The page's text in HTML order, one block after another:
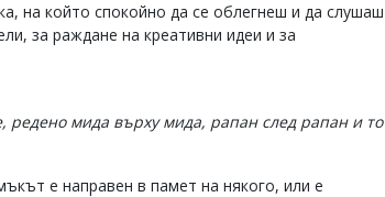
на който спокойно да се облегнеш и да слушаш
за раждане на креативни идеи и за
редено мида върху мида, рапан след рапан и то
е направен в памет на някого, или е